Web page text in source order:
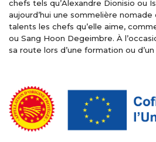
chefs tels qu’Alexandre Dionisio ou
aujourd’hui une sommelière
talents les chefs qu’elle aime,
ou Sang Hoon Degeimbre. À
sa route lors d’une formation ou